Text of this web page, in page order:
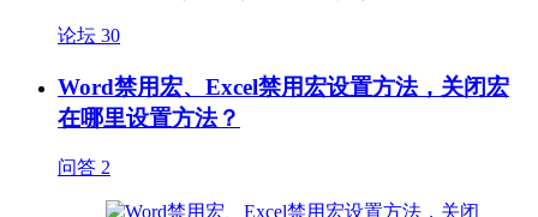
论坛 30
Word禁用宏、Excel禁用宏设置方法，关闭宏
在哪里设置方法？
问答 2